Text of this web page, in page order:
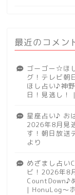
最近のコメン
ゴーゴー☆ほ
グ！テレビ朝
ほし占い♪神
日！見逃し！
星座占い♪ お
2026年8月見
す！朝日放送
より
めざまし占い
ビ！2026年8
CountDown♪
| HonuLog～